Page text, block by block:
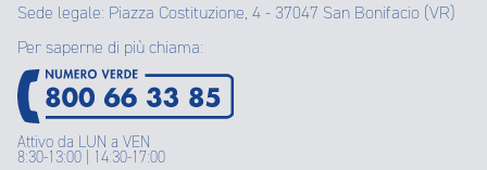
Sede legale: Piazza Costituzione, 4 - 37047 San Bonifacio (VR)
Per saperne di più chiama:
Attivo da LUN a VEN
8:30-13:00 | 14:30-17:00